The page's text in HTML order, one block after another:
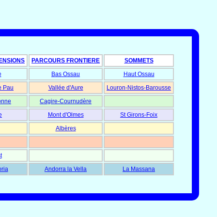
PARCOURS FRONTIERE
SOMMETS
Bas Ossau
Haut Ossau
Pau Vallée d'Aure
Louron-Nistos-Barousse
Cagire-Cournudère
Mont d'Olmes
St Girons-Foix
Albères
Andorra la Vella La Massana